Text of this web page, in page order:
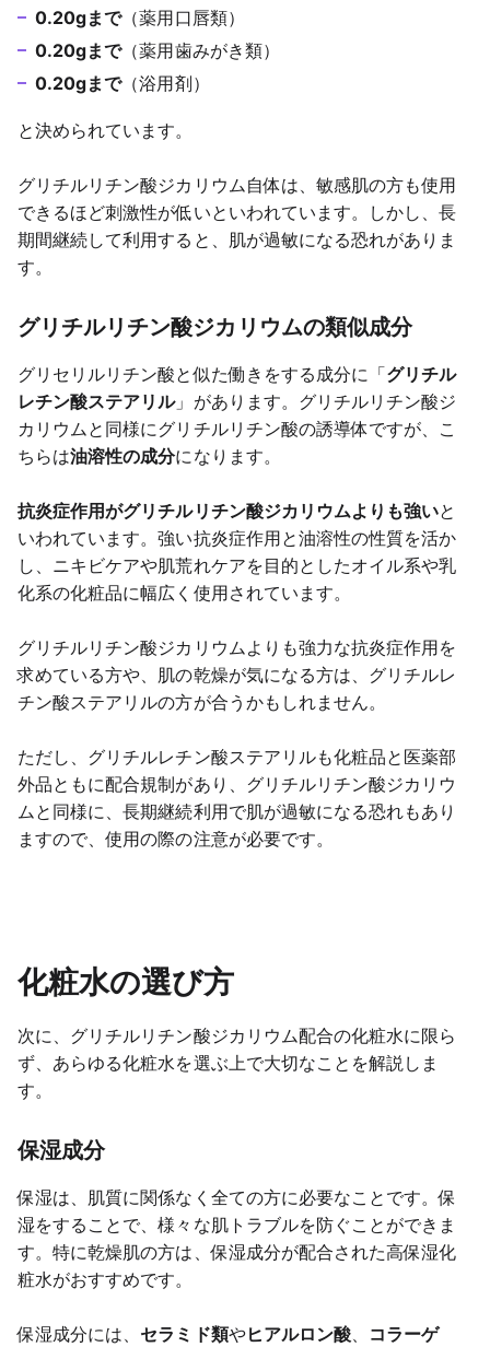
0.20gまで（薬用口唇類）
0.20gまで（薬用歯みがき類）
0.20gまで（浴用剤）
と決められています。
グリチルリチン酸ジカリウム自体は、敏感肌の方も使用
できるほど刺激性が低いといわれています。しかし、長
期間継続して利用すると、肌が過敏になる恐れがありま
す。
グリチルリチン酸ジカリウムの類似成分
グリセリルリチン酸と似た働きをする成分に「グリチル
レチン酸ステアリル」があります。グリチルリチン酸ジ
カリウムと同様にグリチルリチン酸の誘導体ですが、こ
ちらは油溶性の成分になります。
抗炎症作用がグリチルリチン酸ジカリウムよりも強いと
いわれています。強い抗炎症作用と油溶性の性質を活か
し、ニキビケアや肌荒れケアを目的としたオイル系や乳
化系の化粧品に幅広く使用されています。
グリチルリチン酸ジカリウムよりも強力な抗炎症作用を
求めている方や、肌の乾燥が気になる方は、グリチルレ
チン酸ステアリルの方が合うかもしれません。
ただし、グリチルレチン酸ステアリルも化粧品と医薬部
外品ともに配合規制があり、グリチルリチン酸ジカリウ
ムと同様に、長期継続利用で肌が過敏になる恐れもあり
ますので、使用の際の注意が必要です。
化粧水の選び方
次に、グリチルリチン酸ジカリウム配合の化粧水に限ら
ず、あらゆる化粧水を選ぶ上で大切なことを解説しま
す。
保湿成分
保湿は、肌質に関係なく全ての方に必要なことです。保
湿をすることで、様々な肌トラブルを防ぐことができま
す。特に乾燥肌の方は、保湿成分が配合された高保湿化
粧水がおすすめです。
保湿成分には、 セラミド類やヒアルロン酸、 コラーゲ